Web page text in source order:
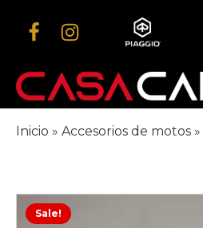
Inicio » Accesorios de motos »
Sale!